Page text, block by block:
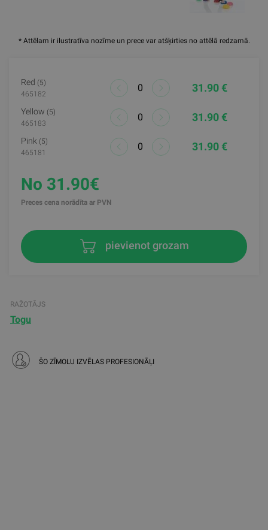
* Attēlam ir ilustratīva nozīme un prece var atšķirties no attēlā redzamā.
Red (5)
465182
31.90 €
Yellow (5)
465183
31.90 €
Pink (5)
465181
31.90 €
No 31.90€
Preces cena norādīta ar PVN
pievienot grozam
RAŽOTĀJS
Togu
ŠO ZĪMOLU IZVĒLAS PROFESIONĀĻI